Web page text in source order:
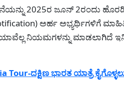
2025ರ ಜೂನ್ 2ರಂದು
ಅರ್ಹ ಅಭ್ಯರ್ಥಿಗಳಿಗೆ
ನಿಯಮಗಳನ್ನು ಮಾಡಲಾಗಿದೆ
Tour-ದಕ್ಷಿಣ ಭಾರತ ಯಾತ್ರೆ